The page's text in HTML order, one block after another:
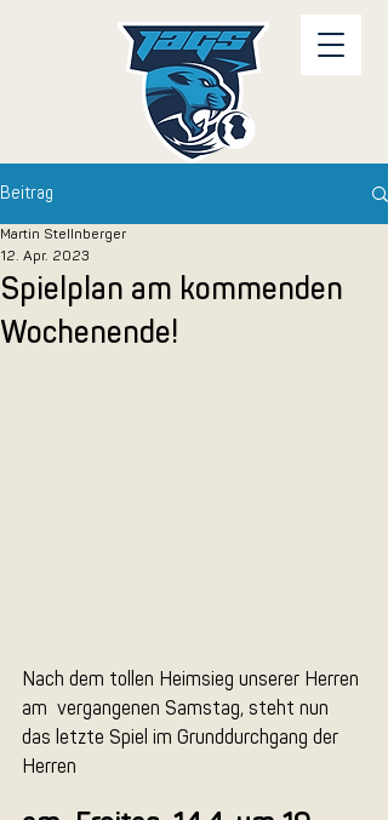
Beitrag
Spielplan am kommenden
Wochenende!
Martin Stellnberger
12. Apr. 2023
Nach dem tollen Heimsieg unserer Herren
am  vergangenen Samstag, steht nun
das letzte Spiel im Grunddurchgang der
Herren